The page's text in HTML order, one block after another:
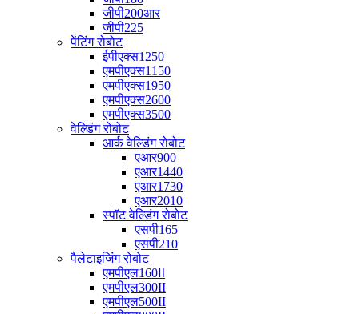
जीपी200आर
जीपी225
पेंटिंग रोबोट
ईपीएक्स1250
एमपीएक्स1150
एमपीएक्स1950
एमपीएक्स2600
एमपीएक्स3500
वेल्डिंग रोबोट
आर्क वेल्डिंग रोबोट
एआर900
एआर1440
एआर1730
एआर2010
स्पॉट वेल्डिंग रोबोट
एसपी165
एसपी210
पैलेटाइजिंग रोबोट
एमपीएल160Ⅱ
एमपीएल300II
एमपीएल500II